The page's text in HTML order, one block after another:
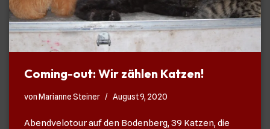
Coming-out: Wir zählen Katzen!
vonMarianne Steiner August 9, 2020
Abendvelotour auf den Bodenberg, 39 Katzen, die